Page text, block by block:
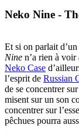
Neko Nine -
Et si on parlait
Nine n’a rien à
Neko Case
l’esprit de Russian
de se concentrer
misent sur un son
concentrer sur
pêchues pourra